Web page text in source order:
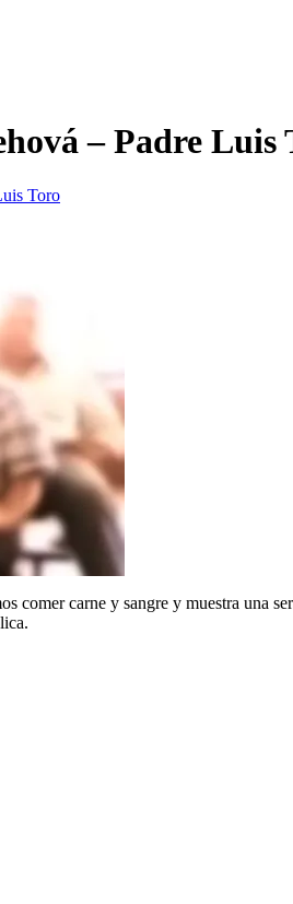
– Padre Luis
Toro
comer carne y sangre y muestra una